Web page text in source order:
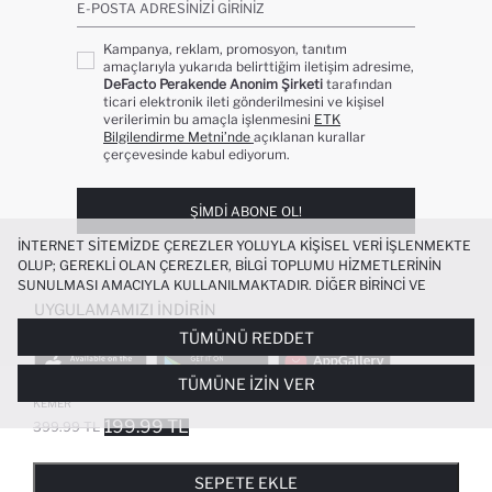
KADIN OVAL TOKA SUNI DERI KLASIK
KEMER
399.99 TL 199.99 TL
SEPETE EKLE
E-POSTA ADRESINIZI GIRINIZ
Kampanya, reklam, promosyon, tanıtım
amaçlarıyla yukarıda belirttiğim iletişim adresime,
DeFacto Perakende Anonim Şirketi tarafından
ticari elektronik ileti gönderilmesini ve kişisel
verilerimin bu amaçla işlenmesini ETK
Bilgilendirme Metni’nde açıklanan kurallar
çerçevesinde kabul ediyorum.
ŞIMDI ABONE OL!
UYGULAMAMIZI İNDIRIN
POPÜLER KATEGORILER
KADIN BEYAZ TIŞÖRT
İNTERNET SITEMIZDE ÇEREZLER YOLUYLA KIŞISEL VERI IŞLENMEKTE
OLUP; GEREKLI OLAN ÇEREZLER, BILGI TOPLUMU HIZMETLERININ
SUNULMASI AMACIYLA KULLANILMAKTADIR. DIĞER BIRINCI VE
ÜÇÜNCÜ TARAF ÇEREZLER ISE SIZE DAHA IYI BIR ALIŞVERIŞ
DENEYIMI SUNULABILMESI, SITEMIZIN DAHA IŞLEVSEL KILINMASI VE
KIŞISELLEŞTIRMESI VE AÇIK RIZA VERMENIZ HALINDE, SIZLERE
YÖNELIK PAZARLAMA FAALIYETLERININ YAPILMASI AMAÇLARIYLA
SINIRLI OLARAK KULLANILACAKTIR. ÇEREZLERE DAIR TERCIHLERINIZI
ÇEREZ TERCIHLERIPANELI ARACILIĞIYLA HER ZAMAN YÖNETEBILIR,
ÇEREZLERLE ILGILI DAHA DETAYLI BILGIYE
TÜMÜNÜ REDDET
TÜMÜNE İZIN VER